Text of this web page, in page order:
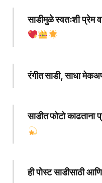
साडीमुळे स्वतःशी प्रेम
रंगीत साडी, साधा
साडीत फोटो काढताना
ही पोस्ट साडीसाठी